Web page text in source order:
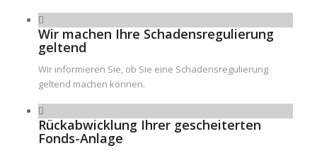
Wir machen Ihre Schadensregulierung
geltend
Wir informieren Sie, ob Sie eine Schadensregulierung
geltend machen können.
Rückabwicklung Ihrer gescheiterten
Fonds-Anlage